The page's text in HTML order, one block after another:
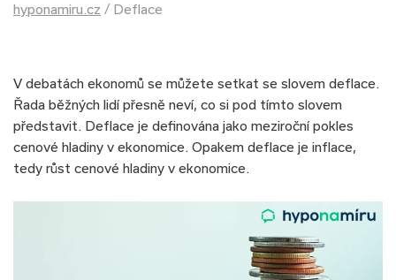
hyponamiru.cz / Deflace
V debatách ekonomů se můžete setkat se slovem deflace.
Řada běžných lidí přesně neví, co si pod tímto slovem
představit. Deflace je definována jako meziroční pokles
cenové hladiny v ekonomice. Opakem deflace je inflace,
tedy růst cenové hladiny v ekonomice.